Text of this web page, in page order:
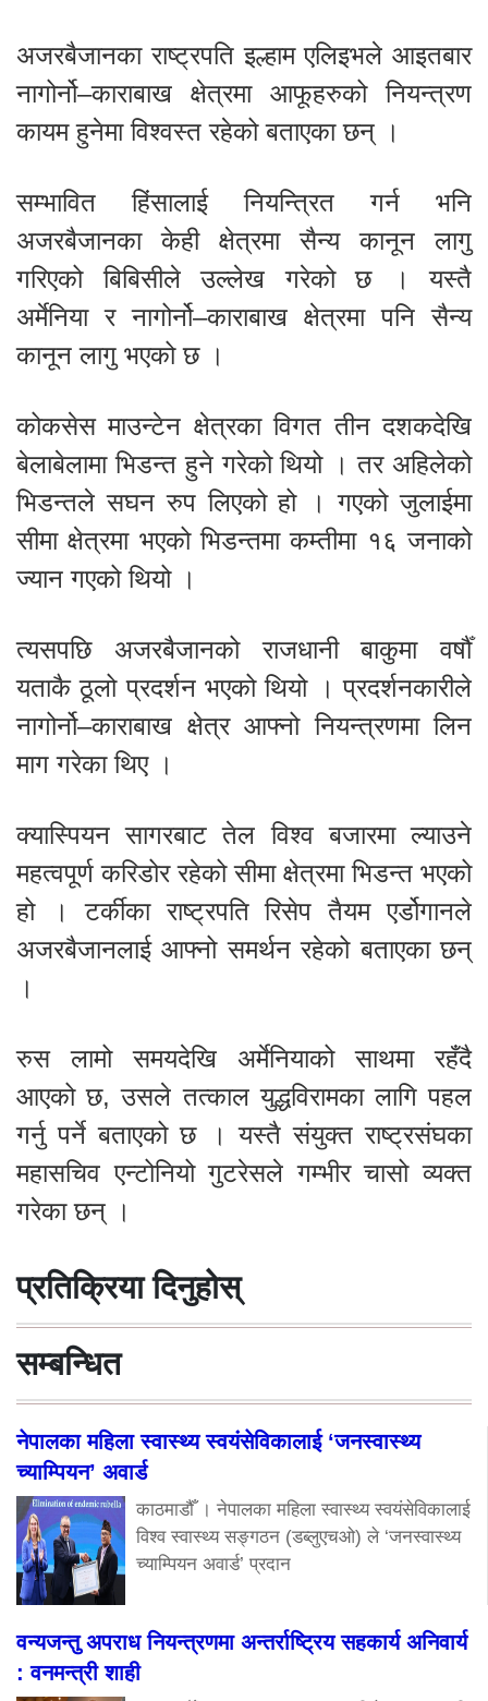
अजरबैजानका राष्ट्रपति इल्हाम एलिइभले आइतबार
नागोर्नो–काराबाख क्षेत्रमा आफूहरुको नियन्त्रण
कायम हुनेमा विश्वस्त रहेको बताएका छन् ।
सम्भावित हिंसालाई नियन्त्रित गर्न भनि
अजरबैजानका केही क्षेत्रमा सैन्य कानून लागु
गरिएको बिबिसीले उल्लेख गरेको छ । यस्तै
अर्मेनिया र नागोर्नो–काराबाख क्षेत्रमा पनि सैन्य
कानून लागु भएको छ ।
कोकसेस माउन्टेन क्षेत्रका विगत तीन दशकदेखि
बेलाबेलामा भिडन्त हुने गरेको थियो । तर अहिलेको
भिडन्तले सघन रुप लिएको हो । गएको जुलाईमा
सीमा क्षेत्रमा भएको भिडन्तमा कम्तीमा १६ जनाको
ज्यान गएको थियो ।
त्यसपछि अजरबैजानको राजधानी बाकुमा वर्षौँ
यताकै ठूलो प्रदर्शन भएको थियो । प्रदर्शनकारीले
नागोर्नो–काराबाख क्षेत्र आफ्नो नियन्त्रणमा लिन
माग गरेका थिए ।
क्यास्पियन सागरबाट तेल विश्व बजारमा ल्याउने
महत्वपूर्ण करिडोर रहेको सीमा क्षेत्रमा भिडन्त भएको
हो । टर्कीका राष्ट्रपति रिसेप तैयम एर्डोगानले
अजरबैजानलाई आफ्नो समर्थन रहेको बताएका छन्
।
रुस लामो समयदेखि अर्मेनियाको साथमा रहँदै
आएको छ, उसले तत्काल युद्धविरामका लागि पहल
गर्नु पर्ने बताएको छ । यस्तै संयुक्त राष्ट्रसंघका
महासचिव एन्टोनियो गुटरेसले गम्भीर चासो व्यक्त
गरेका छन् ।
प्रतिक्रिया दिनुहोस्
सम्बन्धित
नेपालका महिला स्वास्थ्य स्वयंसेविकालाई ‘जनस्वास्थ्य
च्याम्पियन’ अवार्ड
काठमाडौँ । नेपालका महिला स्वास्थ्य स्वयंसेविकालाई
विश्व स्वास्थ्य सङ्गठन (डब्लुएचओ) ले ‘जनस्वास्थ्य
च्याम्पियन अवार्ड’ प्रदान
वन्यजन्तु अपराध नियन्त्रणमा अन्तर्राष्ट्रिय सहकार्य अनिवार्य
: वनमन्त्री शाही